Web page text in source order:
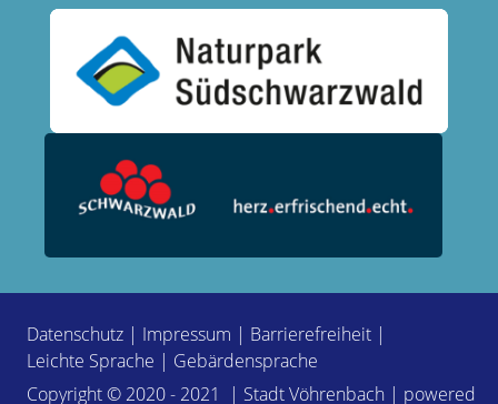
Datenschutz | Impressum | Barrierefreiheit |
Leichte Sprache | Gebärdensprache
Copyright © 2020 - 2021 | Stadt Vöhrenbach | powered